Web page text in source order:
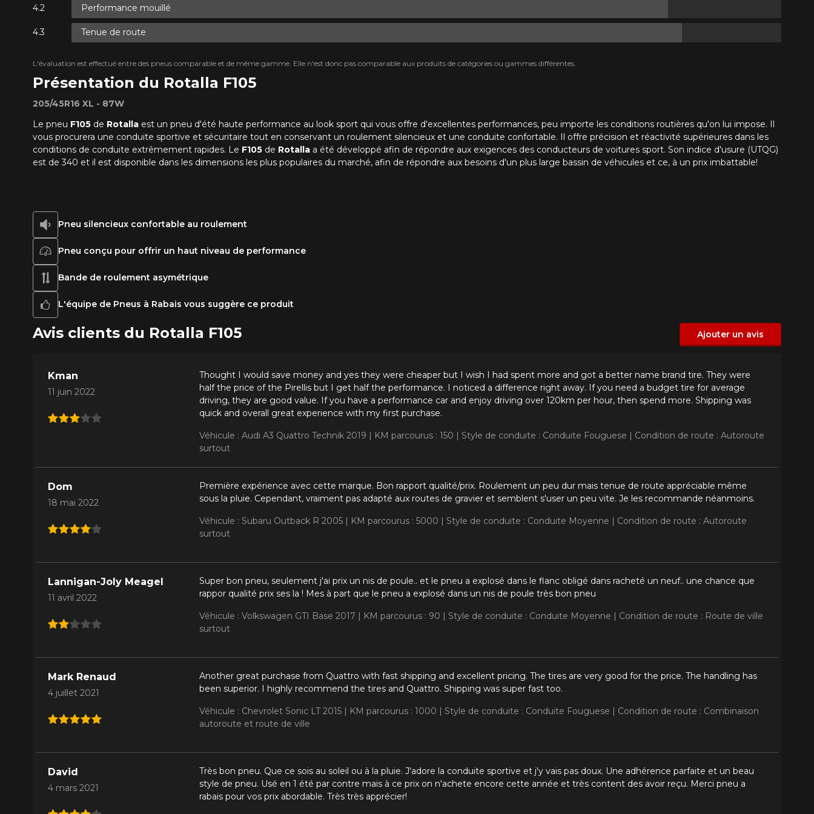
Présentation du Rotalla F105
205/45R16 XL - 87W
Le pneu F105de Rotallaest un pneu d'été haute performance au look sport qui vous offre d'excellentes performances, peu importe les conditions routières qu'on lui impose. Il
vous procurera une conduite sportive et sécuritaire tout en conservant un roulement silencieux et une conduite confortable. Il offre précision et réactivité supérieures dans les
conditions de conduite extrêmement rapides. Le F105de Rotalla a été développé afin de répondre aux exigences des conducteurs de voitures sport. Son indice d'usure (UTQG)
est de 340 et il est disponible dans les dimensions les plus populaires du marché, afin de répondre aux besoins d'un plus large bassin de véhicules et ce, à un prix imbattable!
Performance mouillé
Tenue de route
L'évaluation est effectué entre des pneus comparable et de même gamme. Elle n'est donc pas comparable aux produits de catégories ou gammes différentes.
Pneu silencieux confortable au roulement
Pneu conçu pour offrir un haut niveau de performance
Bande de roulement asymétrique
L'équipe de Pneus à Rabais vous suggère ce produit
Avis clients du Rotalla F105 Ajouter un avis
Kman
11 juin 2022
Thought I would save money and yes they were cheaper but I wish I had spent more and got a better name brand tire. They were
half the price of the Pirellis but I get half the performance. I noticed a difference right away. If you need a budget tire for average
driving, they are good value. If you have a performance car and enjoy driving over 120km per hour, then spend more. Shipping was
quick and overall great experience with my first purchase.
Véhicule : Audi A3 Quattro Technik 2019 | KM parcourus : 150 | Style de conduite : Conduite Fouguese | Condition de route : Autoroute
surtout
Dom
18 mai 2022
Première expérience avec cette marque. Bon rapport qualité/prix. Roulement un peu dur mais tenue de route appréciable même
sous la pluie. Cependant, vraiment pas adapté aux routes de gravier et semblent s'user un peu vite. Je les recommande néanmoins.
Véhicule : Subaru Outback R 2005 | KM parcourus : 5000 | Style de conduite : Conduite Moyenne | Condition de route : Autoroute
surtout
Lannigan-Joly Meagel
11 avril 2022
Super bon pneu, seulement j'ai prix un nis de poule.. et le pneu a explosé dans le flanc obligé dans racheté un neuf.. une chance que
rappor qualité prix ses la ! Mes à part que le pneu a explosé dans un nis de poule très bon pneu
Véhicule : Volkswagen GTI Base 2017 | KM parcourus : 90 | Style de conduite : Conduite Moyenne | Condition de route : Route de ville
surtout
Mark Renaud
4 juillet 2021
Another great purchase from Quattro with fast shipping and excellent pricing. The tires are very good for the price. The handling has
been superior. I highly recommend the tires and Quattro. Shipping was super fast too.
Véhicule : Chevrolet Sonic LT 2015 | KM parcourus : 1000 | Style de conduite : Conduite Fouguese | Condition de route : Combinaison
autoroute et route de ville
David
4 mars 2021
Très bon pneu. Que ce sois au soleil ou à la pluie. J'adore la conduite sportive et j'y vais pas doux. Une adhérence parfaite et un beau
style de pneu. Usé en 1 été par contre mais à ce prix on n'achete encore cette année et très content des avoir reçu. Merci pneu a
rabais pour vos prix abordable. Très très apprécier!